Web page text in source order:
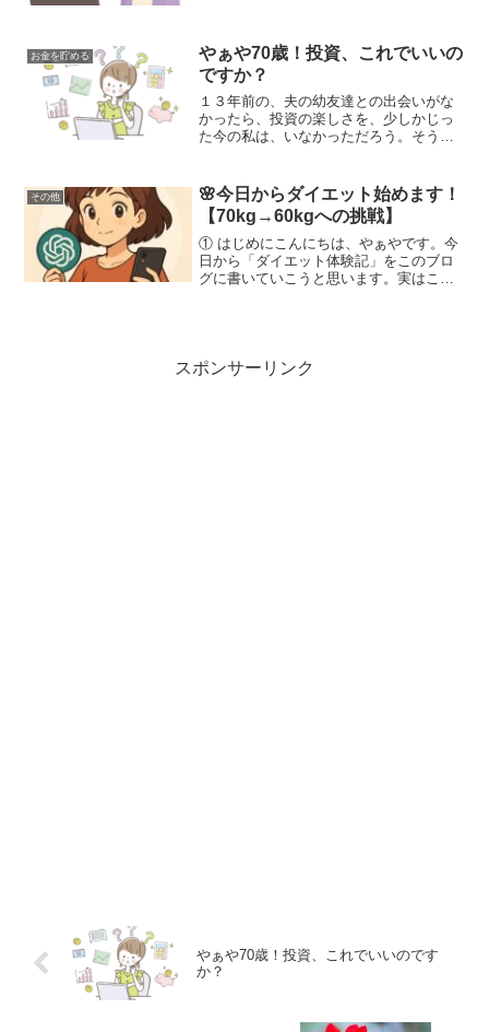
に無いけれどもしも起こ...
お金を貯める
やぁや70歳！投資、これでいいの
ですか？
１３年前の、夫の幼友達との出会いがな
かったら、投資の楽しさを、少しかじっ
た今の私は、いなかっただろう。そうし
を 勉強もせず、丁寧な窓口のお嬢さんの
勧められるまま次々に...
その他
🌸今日からダイエット始めます！
【70kg→60kgへの挑戦】
① はじめにこんにちは、やぁやです。今
日から「ダイエット体験記」をこのブロ
グに書いていこうと思います。実はこれ
スポンサーリンク
やぁや70歳！投資、これでいいのです
か？